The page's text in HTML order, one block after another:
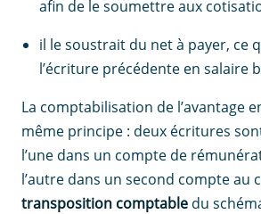
afin de le soumettre aux
il le soustrait du net à payer, ce
l’écriture précédente en salaire
La comptabilisation de l’avantage
même principe : deux écritures
l’une dans un compte de
l’autre dans un second compte au
transposition comptable du